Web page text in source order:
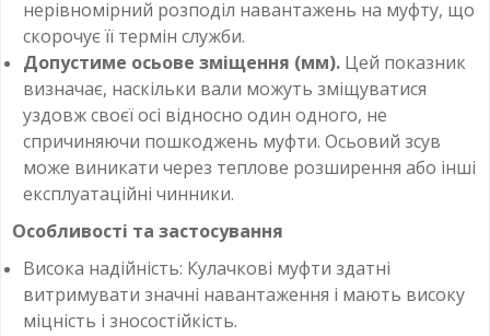
нерівномірний розподіл навантажень на муфту, що
скорочує її термін служби.
Допустиме осьове зміщення (мм). Цей показник
визначає, наскільки вали можуть зміщуватися
уздовж своєї осі відносно один одного, не
спричиняючи пошкоджень муфти. Осьовий зсув
може виникати через теплове розширення або інші
експлуатаційні чинники.
Особливості та застосування
Висока надійність: Кулачкові муфти здатні
витримувати значні навантаження і мають високу
міцність і зносостійкість.